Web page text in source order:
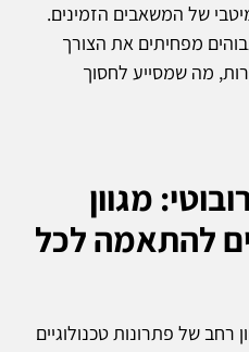
של המשאבים הזמינים.
מפחיתים את הצורך
מה שמסייע לחסוך
מגוון
להתאמה לכל
רחב של פתרונות טכנולוגיים